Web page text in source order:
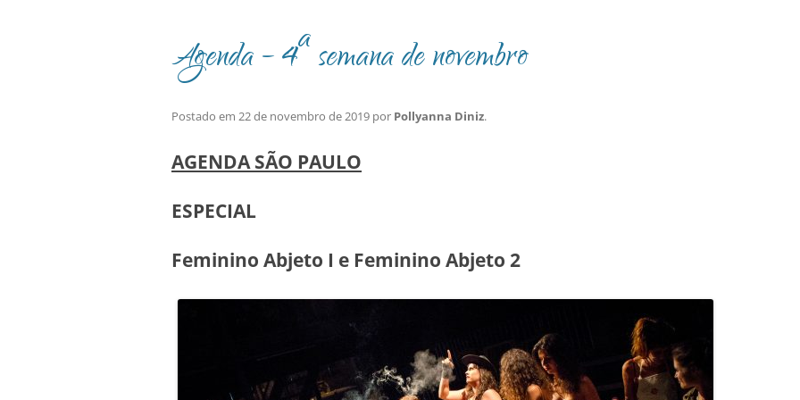
Agenda – 4ª semana de novembro
Postado em 22 de novembro de 2019 por Pollyanna Diniz.
AGENDA SÃO PAULO
ESPECIAL
Feminino Abjeto I e Feminino Abjeto 2